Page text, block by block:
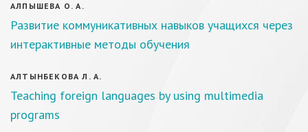
АЛПЫШЕВА О. А.
Развитие коммуникативных навыков учащихся через
интерактивные методы обучения
АЛТЫНБЕКОВА Л. А.
Teaching foreign languages by using multimedia
programs